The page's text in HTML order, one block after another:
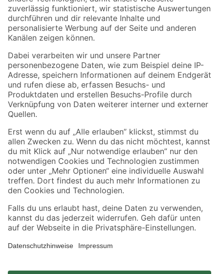
Folge uns
Zahlungsarten Versandarten
Sicher einkaufen
Jetzt die toom-App herunterladen
Alle Preisangaben in EUR inkl. gesetzl. MwSt.. Die dargestellten Angebote sind unter
Umständen nicht in allen Märkten verfügbar. Die angegebenen Verfügbarkeiten beziehen
sich auf den unter "Mein Markt" ausgewählten toom Baumarkt. Alle Angebote und
*Paketversand ab 59 € versandkostenfrei, gilt nicht für Artikel mit Speditionsversand, hier
fallen zusätzliche Versandkosten an.